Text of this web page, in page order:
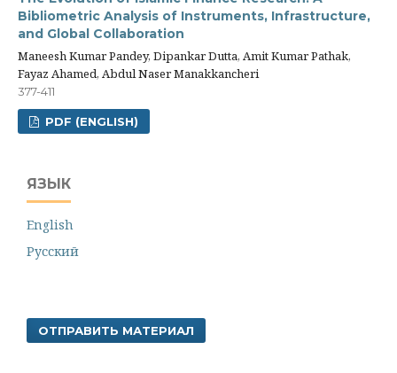
Bibliometric Analysis of Instruments, Infrastructure,
and Global Collaboration
Maneesh Kumar Pandey, Dipankar Dutta, Amit Kumar Pathak,
Fayaz Ahamed, Abdul Naser Manakkancheri
377-411
PDF (ENGLISH)
ЯЗЫК
English
Русский
ОТПРАВИТЬ МАТЕРИАЛ